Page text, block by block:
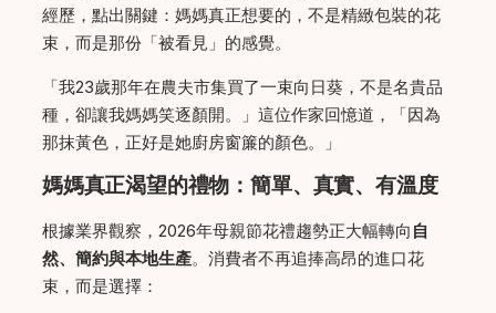
經歷，點出關鍵：媽媽真正想要的，不是精緻包裝的花
束，而是那份「被看見」的感覺。
「我23歲那年在農夫市集買了一束向日葵，不是名貴品
種，卻讓我媽媽笑逐顏開。」這位作家回憶道，「因為
那抹黃色，正好是她廚房窗簾的顏色。」
媽媽真正渴望的禮物：簡單、真實、有溫度
根據業界觀察，2026年母親節花禮趨勢正大幅轉向 自
然、簡約與本地生產。消費者不再追捧高昂的進口花
束，而是選擇：